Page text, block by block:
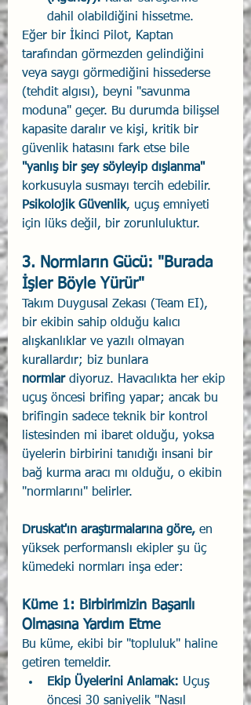
dahil olabildiğini hissetme.
Eğer bir İkinci Pilot, Kaptan
tarafından görmezden gelindiğini
veya saygı görmediğini hissederse
(tehdit algısı), beyni "savunma
moduna" geçer. Bu durumda bilişsel
kapasite daralır ve kişi, kritik bir
güvenlik hatasını fark etse bile
"yanlış bir şey söyleyip dışlanma"
korkusuyla susmayı tercih edebilir.
Psikolojik Güvenlik, uçuş emniyeti
için lüks değil, bir zorunluluktur.
3. Normların Gücü: "Burada
İşler Böyle Yürür"
Takım Duygusal Zekası (Team EI),
bir ekibin sahip olduğu kalıcı
alışkanlıklar ve yazılı olmayan
kurallardır; biz bunlara
normlar diyoruz. Havacılıkta her ekip
uçuş öncesi brifing yapar; ancak bu
brifingin sadece teknik bir kontrol
listesinden mi ibaret olduğu, yoksa
üyelerin birbirini tanıdığı insani bir
bağ kurma aracı mı olduğu, o ekibin
"normlarını" belirler.
Druskat'ın araştırmalarına göre, en
yüksek performanslı ekipler şu üç
kümedeki normları inşa eder:
Küme 1: Birbirimizin Başarılı
Olmasına Yardım Etme
Bu küme, ekibi bir "topluluk" haline
getiren temeldir.
Ekip Üyelerini Anlamak: Uçuş
öncesi 30 saniyelik "Nasıl